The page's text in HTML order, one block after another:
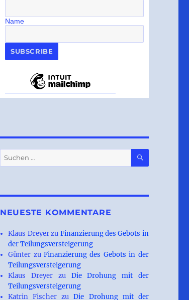
Name
Suchen
nach:
SUCHEN
NEUESTE KOMMENTARE
Klaus Dreyerzu Finanzierung des Gebots in
der Teilungsversteigerung
Günter zuFinanzierung des Gebots in der
Teilungsversteigerung
Klaus Dreyerzu Die Drohung mit der
Teilungsversteigerung
Katrin Fischer zuDie Drohung mit der